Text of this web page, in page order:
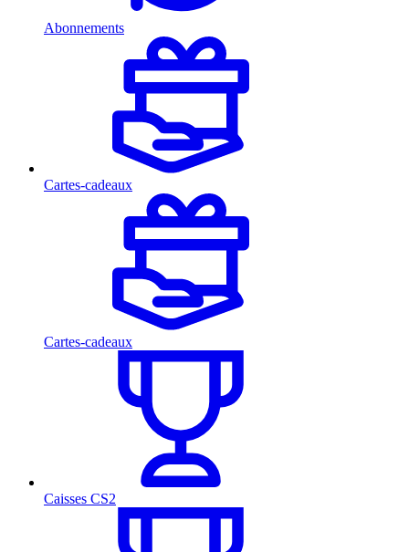
Abonnements
Cartes-cadeaux
Cartes-cadeaux
Caisses CS2